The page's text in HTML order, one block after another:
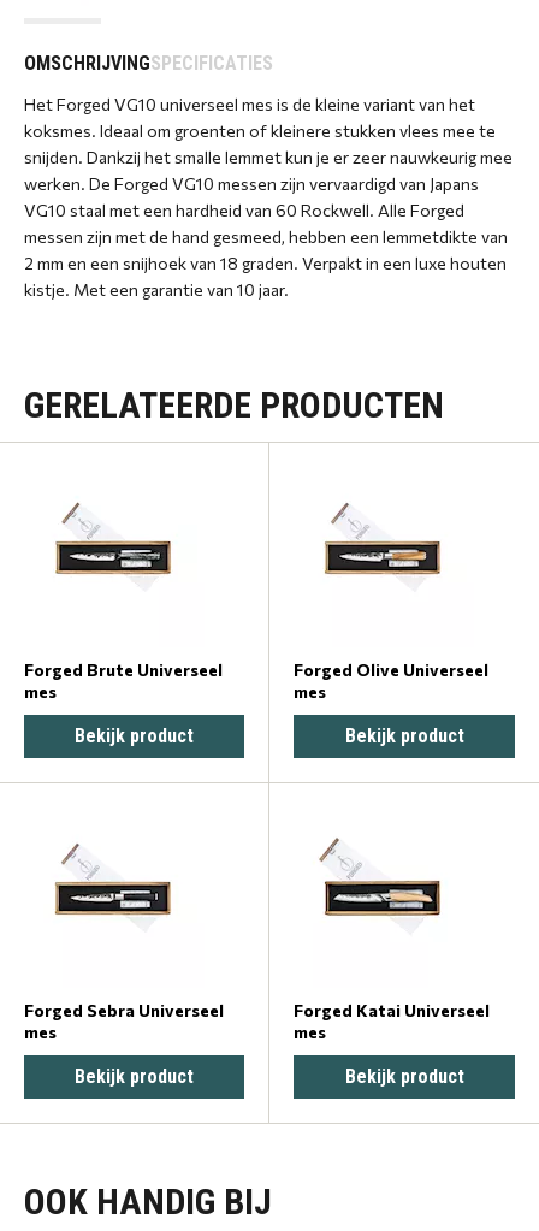
OMSCHRIJVINGSPECIFICATIES
Het Forged VG10 universeel mes is de kleine variant van het
koksmes. Ideaal om groenten of kleinere stukken vlees mee te
snijden. Dankzij het smalle lemmet kun je er zeer nauwkeurig mee
werken. De Forged VG10 messen zijn vervaardigd van Japans
VG10 staal met een hardheid van 60 Rockwell. Alle Forged
messen zijn met de hand gesmeed, hebben een lemmetdikte van
2 mm en een snijhoek van 18 graden. Verpakt in een luxe houten
kistje. Met een garantie van 10 jaar.
GERELATEERDE PRODUCTEN
Forged Brute Universeel
mes
Bekijk product
Forged Olive Universeel
mes
Bekijk product
Forged Sebra Universeel
mes
Bekijk product
Forged Katai Universeel
mes
Bekijk product
OOK HANDIG BIJ